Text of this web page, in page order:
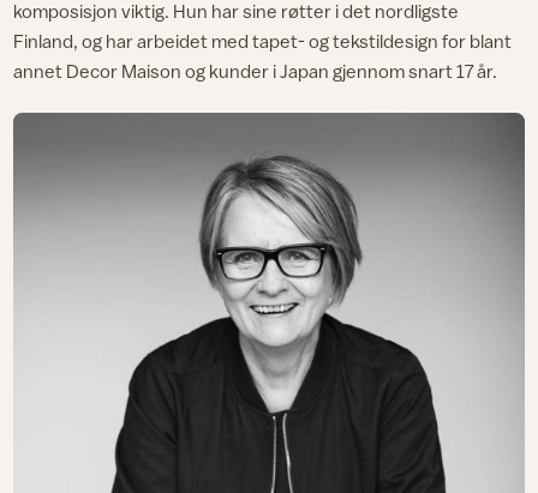
komposisjon viktig. Hun har sine røtter i det nordligste
Finland, og har arbeidet med tapet- og tekstildesign for blant
annet Decor Maison og kunder i Japan gjennom snart 17 år.